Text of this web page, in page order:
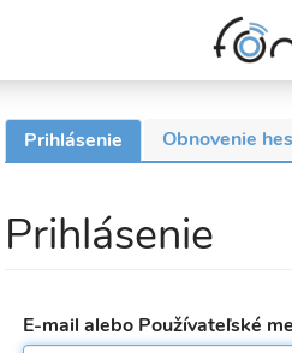
Primárne
Prihlásenie (aktívna
karta)
Obnovenie
Prihlásenie
E-mail alebo Používateľské